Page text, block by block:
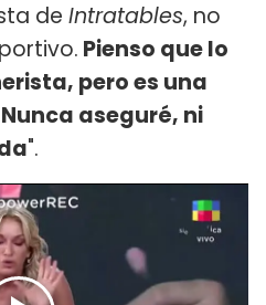
de Intratables, no
Pienso que lo
pero es una
aseguré, ni
".